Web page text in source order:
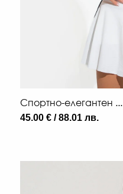
Спортно-елегантен ...
45.00 € / 88.01 лв.